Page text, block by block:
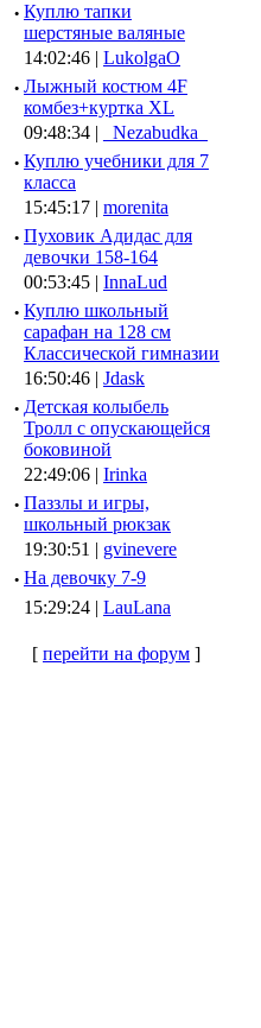
· Куплю тапки
шерстяные валяные
14:02:46 | LukolgaO
· Лыжный костюм 4F
комбез+куртка XL
09:48:34 |
_Nezabudka_
· Куплю учебники для 7
класса
15:45:17 | morenita
· Пуховик Адидас для
девочки 158-164
00:53:45 | InnaLud
· Куплю школьный
сарафан на 128 см
Классической гимназии
16:50:46 | Jdask
· Детская колыбель
Тролл с опускающейся
боковиной
22:49:06 | Irinka
· Паззлы и игры,
школьный рюкзак
19:30:51 | gvinevere
· Hа девочку 7-9
15:29:24 | LauLana
[ перейти на форум ]